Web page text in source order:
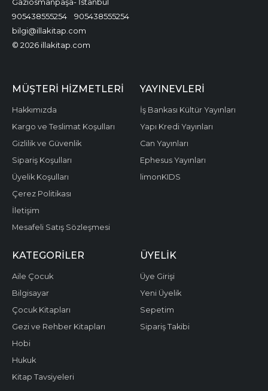
905438555254
905438555254
bilgi@illakitap.com
© 2026 illakitap.com
MÜŞTERI HIZMETLERI
Hakkımızda
Kargo ve Teslimat Koşulları
Gizlilik ve Güvenlik
Sipariş Koşulları
Üyelik Koşulları
Çerez Politikası
İletişim
Mesafeli Satış Sözleşmesi
YAYINEVLERI
İş Bankası Kültür Yayınları
Yapı Kredi Yayınları
Can Yayınları
Ephesus Yayınları
limonKIDS
KATEGORILER
Aile Çocuk
Bilgisayar
Çocuk Kitapları
Gezi ve Rehber Kitapları
Hobi
Hukuk
Kitap Tavsiyeleri
ÜYELIK
Üye Girişi
Yeni Üyelik
Sepetim
Sipariş Takibi